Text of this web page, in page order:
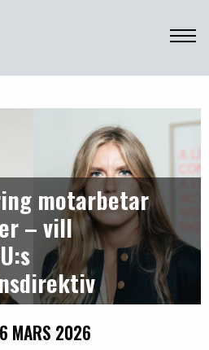
motarbetar
– vill
MARS 2026